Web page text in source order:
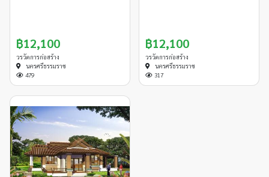
฿12,100
วรวัตการก่อสร้าง
นครศรีธรรมราช
479
฿12,100
วรวัตการก่อสร้าง
นครศรีธรรมราช
317